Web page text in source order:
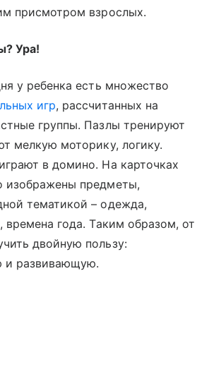
присмотром взрослых.
Ура!
у ребенка есть множество
игр, рассчитанных на
группы. Пазлы тренируют
мелкую моторику, логику.
в домино. На карточках
изображены предметы,
тематикой – одежда,
времена года. Таким образом, от
двойную пользу:
и развивающую.